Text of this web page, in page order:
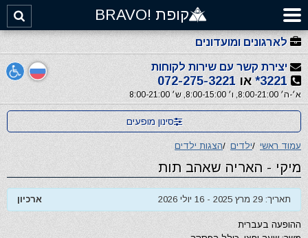
קופת !BRAVO
לארגונים ומועדונים
יצירת קשר עם שירות לקוחות
3221* או 072-275-3221
א׳-ה׳ 8:00-21:00, ו׳ 8:00-15:00, ש׳ 8:00-21:00
סינון מופעים
עמוד ראשי /ילדים /הצגות ילדים
מיקי - האריה שאהב תות
ארכיון תאריך: 29 מרץ 2025 - 16 יולי 2026
ההופעה בעברית